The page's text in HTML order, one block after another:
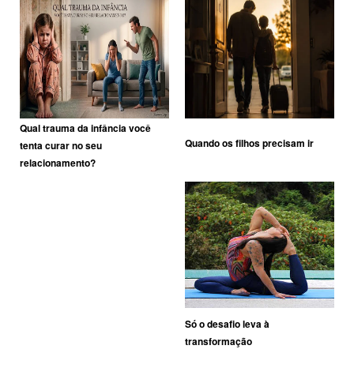
Qual trauma da infância você
tenta curar no seu
relacionamento?
Quando os filhos precisam ir
Só o desafio leva à
transformação